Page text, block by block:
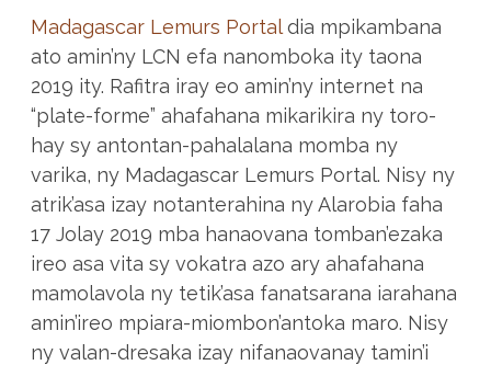
Madagascar Lemurs Portaldia mpikambana
ato amin’ny LCN efa nanomboka ity taona
2019 ity. Rafitra iray eo amin’ny internet na
“plate-forme” ahafahana mikarikira ny toro-
hay sy antontan-pahalalana momba ny
varika, ny Madagascar Lemurs Portal. Nisy ny
atrik’asa izay notanterahina ny Alarobia faha
17 Jolay 2019 mba hanaovana tomban’ezaka
ireo asa vita sy vokatra azo ary ahafahana
mamolavola ny tetik’asa fanatsarana iarahana
amin’ireo mpiara-miombon’antoka maro. Nisy
ny valan-dresaka izay nifanaovanay tamin’i